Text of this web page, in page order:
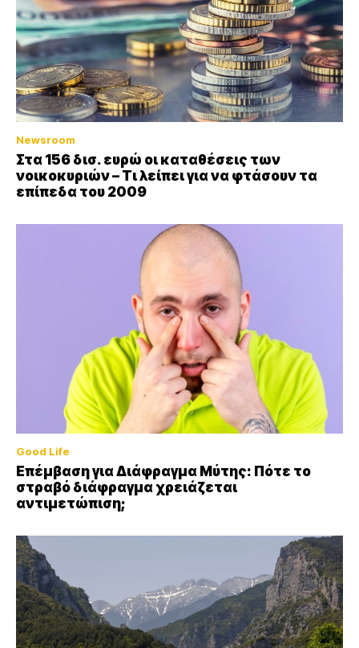
Newsroom
Στα 156 δισ. ευρώ οι καταθέσεις των
νοικοκυριών – Τι λείπει για να φτάσουν τα
επίπεδα του 2009
Good Life
Επέμβαση για Διάφραγμα Μύτης: Πότε το
στραβό διάφραγμα χρειάζεται
αντιμετώπιση;